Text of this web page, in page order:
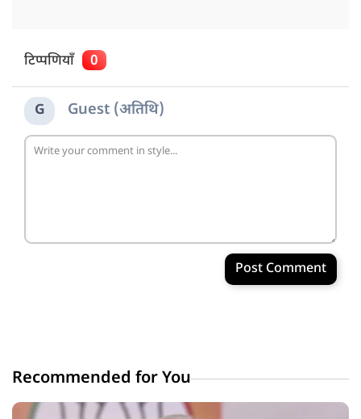
टिप्पणियाँ 0
G Guest (अतिथि)
Post Comment
Recommended for You